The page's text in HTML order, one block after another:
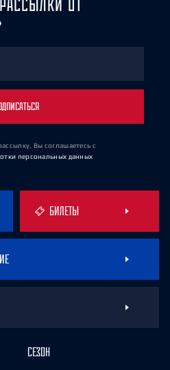
Вы соглашаетесь с
персональных данных
БИЛЕТЫ
СЕЗОН